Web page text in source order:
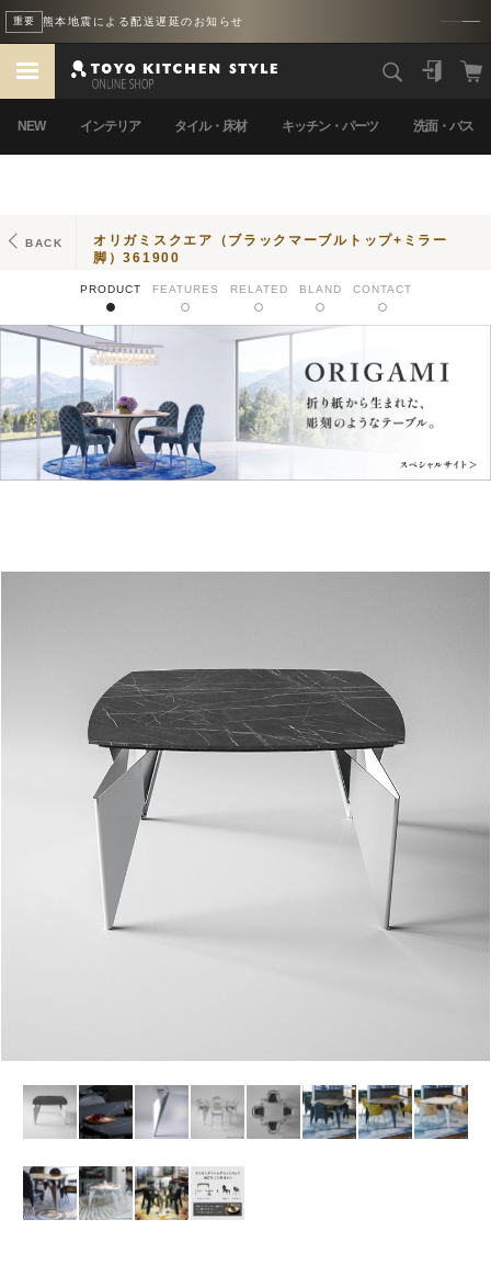
重要 熊本地震による配送遅延のお知らせ
NEW インテリア タイル・床材 キッチン・パーツ 洗面・バス
BACK
オリガミスクエア（ブラックマーブルトップ+ミラー
脚）361900
PRODUCT FEATURES RELATED BLAND CONTACT